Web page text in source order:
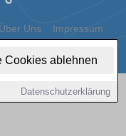
Cookies ablehnen
Datenschutzerklärung
Über Uns Impressum
| Content by: 1a-sites-autos